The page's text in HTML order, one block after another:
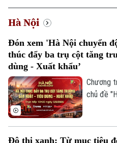
Hà Nội
Đón xem 'Hà Nội chuyển
thúc đẩy ba trụ cột tăng
dùng - Xuất khẩu’
Chương
chủ đề
Đô thị xanh: Từ mục tiêu